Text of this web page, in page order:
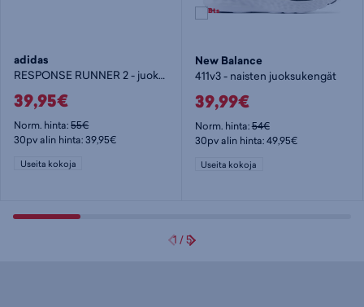
adidas
RESPONSE RUNNER 2 - juoksukengät
39,95€
Norm. hinta:55€
30pv alin hinta: 39,95€
Useita kokoja
New Balance
411v3 - naisten juoksukengät
39,99€
Norm. hinta:54€
30pv alin hinta: 49,95€
Useita kokoja
1 /5